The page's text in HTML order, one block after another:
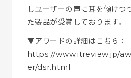
しユーザーの声に耳を傾けつ
た製品が受賞しております。
▼アワードの詳細はこちら：
https://www.itreview.jp/
er/dsr.html